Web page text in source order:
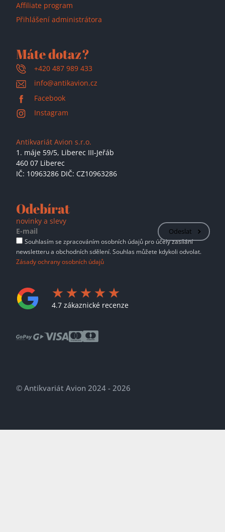
Affiliate program
Přihlášení administrátora
Máte dotaz?
+420 487 989 433
info@antikavion.cz
Facebook
Instagram
Antikvariát Avion s.r.o.
1. máje 59/5, Liberec III-Jeřáb
460 07 Liberec
IČ: 10963286 DIČ: CZ10963286
Odebírat
novinky a slevy
Odeslat
Souhlasím se zpracováním osobních údajů pro účely zasílání
newsletteru a obchodních sdělení. Souhlas můžete kdykoli odvolat.
Zásady ochrany osobních údajů
4.7 zákaznické recenze
© Antikvariát Avion 2024 - 2026